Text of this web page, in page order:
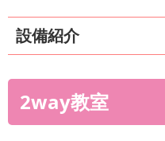
設備紹介
2way教室